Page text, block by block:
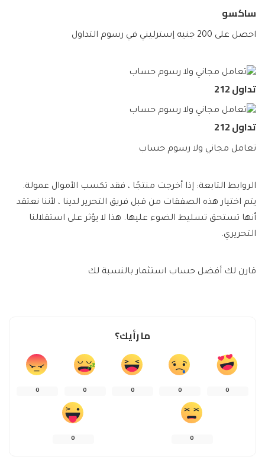
ساكسو
احصل على 200 جنيه إسترليني في رسوم التداول
تداول 212
تداول 212
تعامل مجاني ولا رسوم حساب
الروابط التابعة: إذا أخرجت منتجًا ، فقد تكسب الأموال عمولة.
يتم اختيار هذه الصفقات من قبل فريق التحرير لدينا ، لأننا نعتقد
أنها تستحق تسليط الضوء عليها. هذا لا يؤثر على استقلالنا
التحريري.
قارن لك أفضل حساب استثمار بالنسبة لك
ما رأيك؟
0
0
0
0
0
0
0